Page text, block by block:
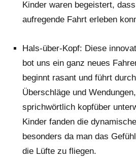
Kinder waren begeistert,
aufregende Fahrt erleben
Hals-über-Kopf: Diese
bot uns ein ganz neues
beginnt rasant und führt
Überschläge und
sprichwörtlich kopfüber
Kinder fanden die
besonders da man das
die Lüfte zu fliegen.